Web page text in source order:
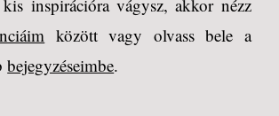
inspirációra vágysz, akkor nézz
között vagy olvass bele a
bejegyzéseimbe.